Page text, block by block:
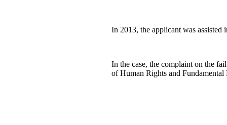
In 2013, the applicant was
In the case, the complaint on the
of Human Rights and Fundamental